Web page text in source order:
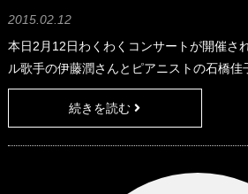
2015.02.12
本日2月12日わくわくコンサートが開催さ
ル歌手の伊藤潤さんとピアニストの石橋
されました。 代表的なオペラの曲だけでは
ィズニーといった子ども達が大好きな曲も
参加していただきました。 本当に
続きを読む